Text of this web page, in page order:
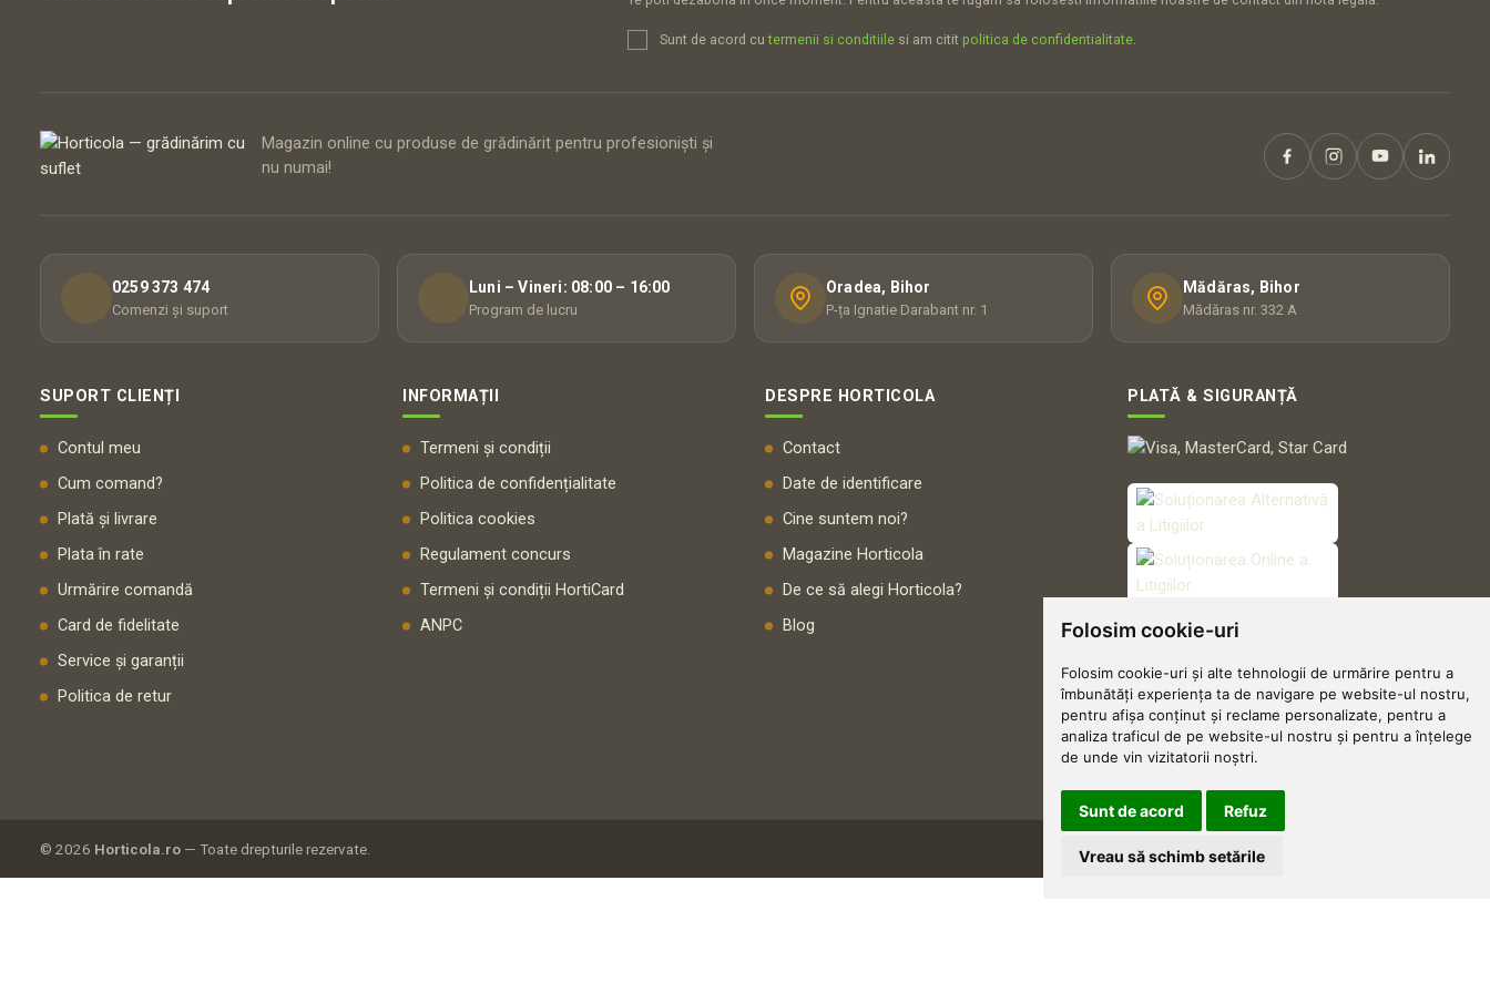
Folosim cookie-uri
Folosim cookie-uri și alte tehnologii de urmărire pentru a
îmbunătăți experiența ta de navigare pe website-ul nostru,
pentru afișa conținut și reclame personalizate, pentru a
analiza traficul de pe website-ul nostru și pentru a înțelege
de unde vin vizitatorii noștri.
Sunt de acord Refuz
Vreau să schimb setările
Sunt de acord cutermenii si conditiile si am citit politica de confidentialitate
Magazin online cu produse de grădinărit pentru profesioniști și
nu numai!
0259 373 474
Comenzi și suport
Luni – Vineri: 08:00 – 16:00
Program de lucru
Oradea, Bihor
P-ța Ignatie Darabant nr. 1
Mădăras, Bihor
Mădăras nr. 332 A
SUPORT CLIENȚI
Contul meu
Cum comand?
Plată și livrare
Plata în rate
Urmărire comandă
Card de fidelitate
Service și garanții
Politica de retur
INFORMAȚII
Termeni și condiții
Politica de confidențialitate
Politica cookies
Regulament concurs
Termeni și condiții HortiCard
ANPC
DESPRE HORTICOLA
Contact
Date de identificare
Cine suntem noi?
Magazine Horticola
De ce să alegi Horticola?
Blog
PLATĂ & SIGURANȚĂ
© 2026 Horticola.ro — Toate drepturile rezervate.